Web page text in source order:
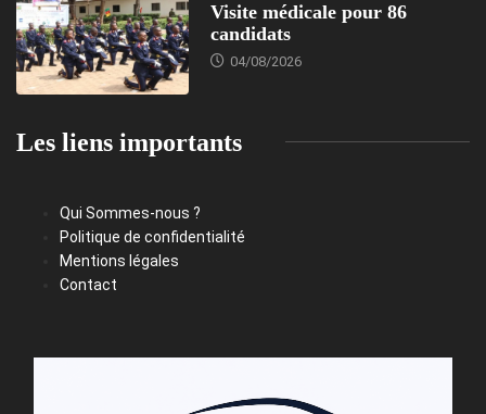
Visite médicale pour 86
candidats
04/08/2026
Les liens importants
Qui Sommes-nous ?
Politique de confidentialité
Mentions légales
Contact